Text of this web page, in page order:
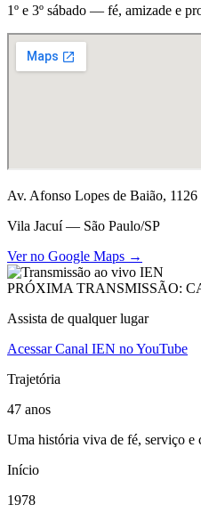
1º e 3º sábado — fé, amizade e
Av. Afonso Lopes de Baião, 1126
Vila Jacuí — São Paulo/SP
Ver no Google Maps →
PRÓXIMA TRANSMISSÃO:
Assista de qualquer lugar
Acessar Canal IEN no YouTube
Trajetória
47 anos
Uma história viva de fé, serviço e
Início
1978